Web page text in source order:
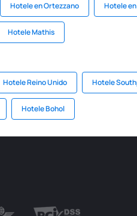
Hotele en Ortezzano Hotele
Hotele Mathis
Hotele Reino Unido Hotele
Hotele Bohol